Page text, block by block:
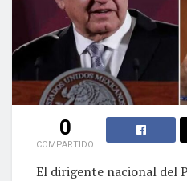
0
COMPARTIDO
El dirigente nacional del